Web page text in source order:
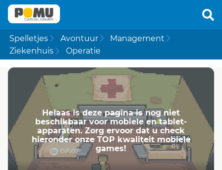
Spelletjes Avontuur
Management
Ziekenhuis
Operatie
Helaas is deze pagina is nog niet
beschikbaar voor mobiele en tablet-
apparaten. Zorg ervoor dat u check
hieronder onze TOP kwaliteit mobiele
games!